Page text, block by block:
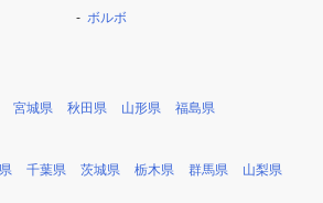
ボルボ
宮城県 秋田県 山形県 福島県
千葉県 茨城県 栃木県 群馬県 山梨県